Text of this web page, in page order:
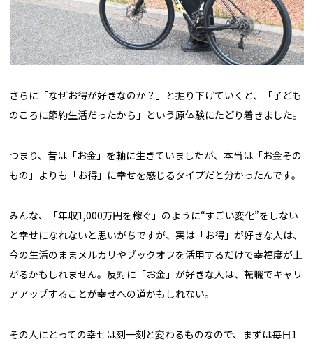
さらに「なぜお得が好きなのか？」と掘り下げていくと、「子ども
のころに節約生活だったから」という原体験にたどり着きました。
つまり、昔は「お金」を軸に生きていましたが、本当は「お金その
もの」よりも「お得」に幸せを感じるタイプだと分かったんです。
みんな、「年収1,000万円を稼ぐ」のように“すごい変化”をしない
と幸せになれないと思いがちですが、実は「お得」が好きな人は、
今の生活のままメルカリやブックオフを活用するだけで幸福度が上
がるかもしれません。反対に「お金」が好きな人は、転職でキャリ
アアップすることが幸せへの道かもしれない。
その人にとっての幸せは刻一刻と変わるものなので、まずは毎日1